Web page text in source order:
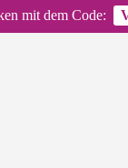
mit dem Code: